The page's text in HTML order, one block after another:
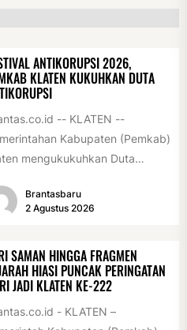
ANTIKORUPSI 2026,
KLATEN KUKUHKAN DUTA
-- KLATEN --
Kabupaten (Pemkab)
mengukukuhkan Duta
dan pemuda. Pengukuhan
digelar...
Brantasbaru
2 Agustus 2026
SAMAN HINGGA FRAGMEN
HIASI PUNCAK PERINGATAN
JADI KLATEN KE-222
- KLATEN –